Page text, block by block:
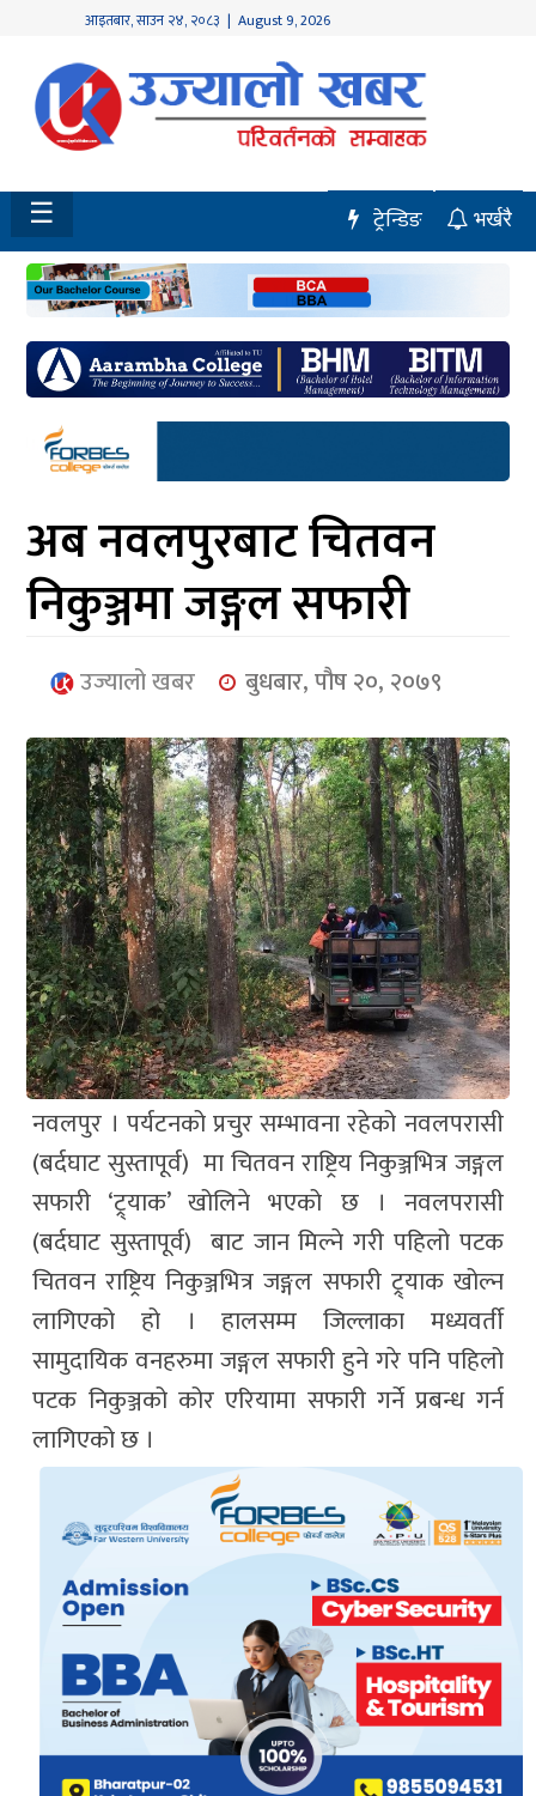
आइतबार,साउन २४, २०८३ | August 9, 2026
होमपेज
नवलपुर
विशेष
मध्य
नेपाल
चितवन
सेरोफेरो
समाचार
आर्थिक
मनोरञ्जन
खेलकुद
प्रबास
युनिकोड
☰ भर्खरै
ट्रेन्डिङ
अब नवलपुरबाट चितवन
निकुञ्जमा जङ्गल सफारी
उज्यालो खबर बुधबार, पौष २०, २०७९
नवलपुर । पर्यटनको प्रचुर सम्भावना रहेको नवलपरासी
(बर्दघाट सुस्तापूर्व) मा चितवन राष्ट्रिय निकुञ्जभित्र जङ्गल
सफारी ‘ट्र्याक’ खोलिने भएको छ । नवलपरासी
(बर्दघाट सुस्तापूर्व) बाट जान मिल्ने गरी पहिलो पटक
चितवन राष्ट्रिय निकुञ्जभित्र जङ्गल सफारी ट्र्याक खोल्न
लागिएको हो । हालसम्म जिल्लाका मध्यवर्ती
सामुदायिक वनहरुमा जङ्गल सफारी हुने गरे पनि पहिलो
पटक निकुञ्जको कोर एरियामा सफारी गर्ने प्रबन्ध गर्न
लागिएको छ ।